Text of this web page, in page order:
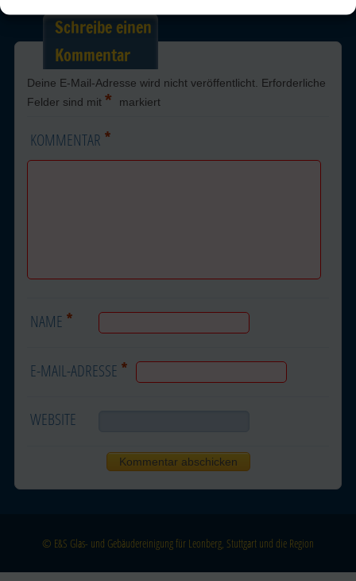
Schreibe einen
Kommentar
Deine E-Mail-Adresse wird nicht veröffentlicht. Erforderliche
Felder sind mit * markiert
KOMMENTAR *
NAME *
E-MAIL-ADRESSE *
WEBSITE
© E&S Glas- und Gebäudereinigung für Leonberg, Stuttgart und die Region